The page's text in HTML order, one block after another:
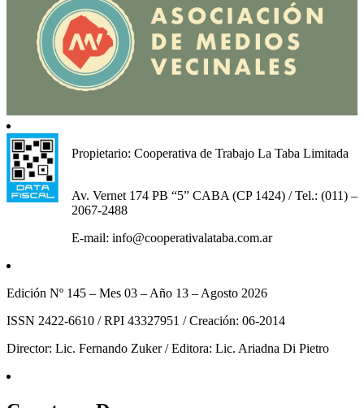
Propietario: Cooperativa de Trabajo La Taba Limitada
Av. Vernet 174 PB “5” CABA (CP 1424) / Tel.: (011) –
2067-2488
E-mail: info@cooperativalataba.com.ar
Edición Nº 145 – Mes 03 – Año 13 – Agosto 2026
ISSN 2422-6610 / RPI 43327951 / Creación: 06-2014
Director: Lic. Fernando Zuker / Editora: Lic. Ariadna Di Pietro